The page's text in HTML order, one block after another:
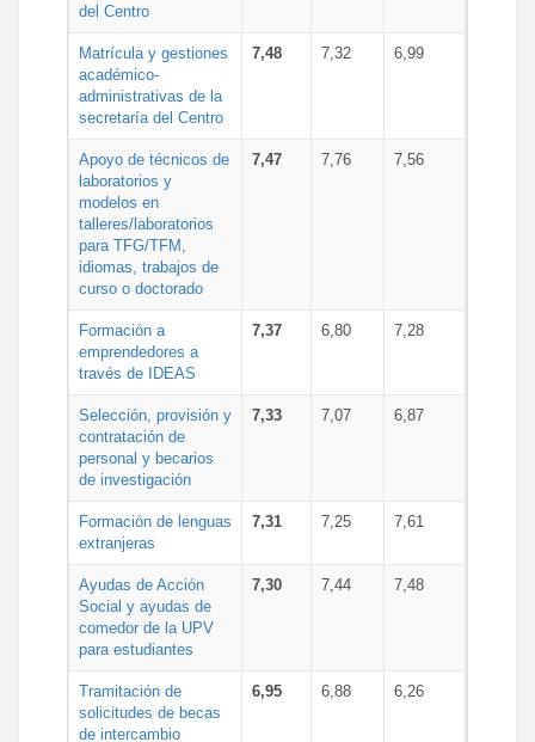
del Centro
Matrícula y gestiones
académico-
administrativas de la
secretaría del Centro
7,48 7,32 6,99
Apoyo de técnicos de
laboratorios y
modelos en
talleres/laboratorios
para TFG/TFM,
idiomas, trabajos de
curso o doctorado
7,47 7,76 7,56
Formación a
emprendedores a
través de IDEAS
7,37 6,80 7,28
Selección, provisión y
contratación de
personal y becarios
de investigación
7,33 7,07 6,87
Formación de lenguas
extranjeras
7,31 7,25 7,61
Ayudas de Acción
Social y ayudas de
comedor de la UPV
para estudiantes
7,30 7,44 7,48
Tramitación de
solicitudes de becas
de intercambio
6,95 6,88 6,26